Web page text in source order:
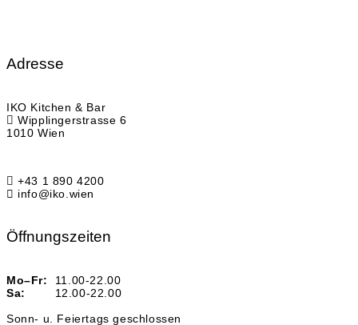
Adresse
IKO Kitchen & Bar
Wipplingerstrasse 6
1010 Wien
+43 1 890 4200
info@iko.wien
Öffnungszeiten
Mo–Fr:
11.00-22.00
Sa:
12.00-22.00
Sonn- u. Feiertags geschlossen